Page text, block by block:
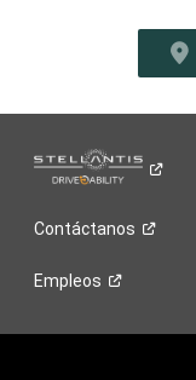
Contáctanos
Empleos